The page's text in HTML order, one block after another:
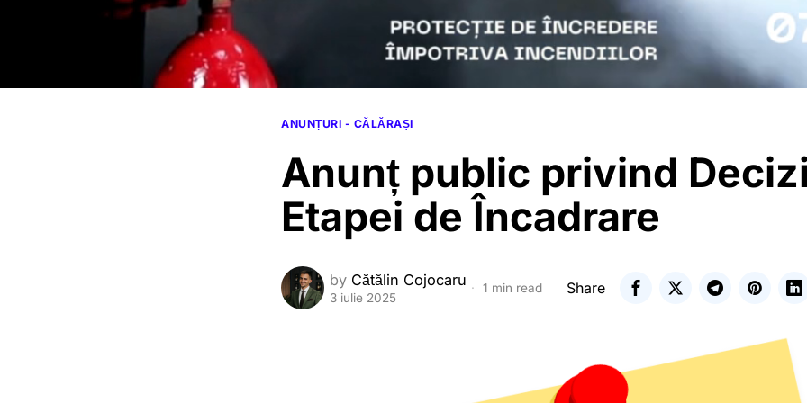
ANUNȚURI - CĂLĂRAȘI
Anunț public privind
Etapei de Încadrare
by Cătălin Cojocaru
3 iulie 2025
1 min read Share